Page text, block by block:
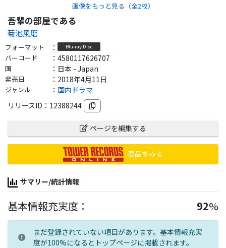
画像をもっと見る（全2枚）
吾輩の部屋である
菊池風磨
フォーマット ： Blu-ray Disc
バーコード ： 4580117626707
国 ： 日本 - Japan
発売日 ： 2018年4月11日
ジャンル ： 国内ドラマ
リリースID： 12388244
ページを編集する
商品をみる
サマリー/統計情報
基本情報充実度： 92%
まだ登録されていない項目があります。基本情報充実
度が100%になるとトップページに掲載されます。